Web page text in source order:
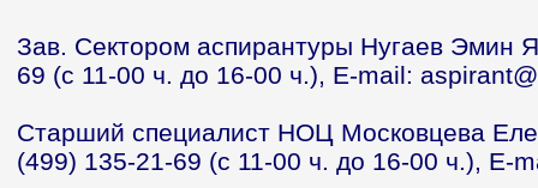
Зав. Сектором аспирантуры Нугаев Эмин
69 (с 11-00 ч. до 16-00 ч.), E-mail:
Старший специалист НОЦ Московцева
(499) 135-21-69 (с 11-00 ч. до 16-00 ч.), E-